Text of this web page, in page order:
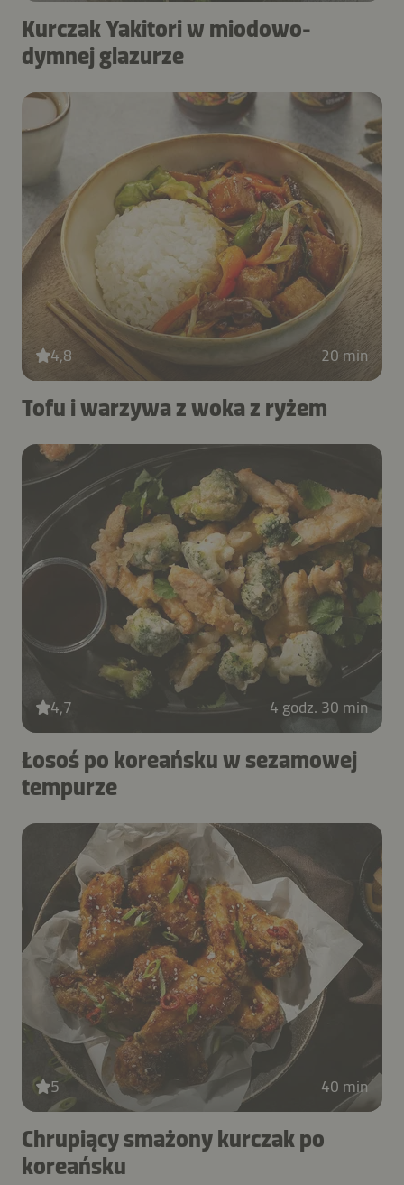
Kurczak Yakitori w miodowo-
dymnej glazurze
4,8 20 min
Tofu i warzywa z woka z ryżem
4,7 4 godz. 30 min
Łosoś po koreańsku w sezamowej
tempurze
5 40 min
Chrupiący smażony kurczak po
koreańsku